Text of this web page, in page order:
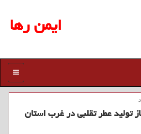
ایمن رها
منو
تولید عطر تقلبی در غرب استان